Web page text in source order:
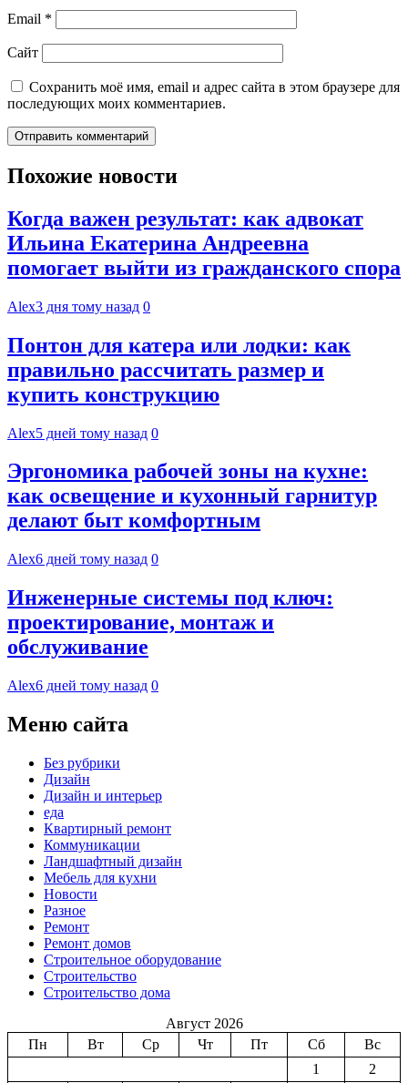
Email *
Сайт
Сохранить моё имя, email и адрес сайта в этом браузере для
последующих моих комментариев.
Похожие новости
Когда важен результат: как адвокат
Ильина Екатерина Андреевна
помогает выйти из гражданского спора
Alex3 дня тому назад 0
Понтон для катера или лодки: как
правильно рассчитать размер и
купить конструкцию
Alex5 дней тому назад 0
Эргономика рабочей зоны на кухне:
как освещение и кухонный гарнитур
делают быт комфортным
Alex6 дней тому назад 0
Инженерные системы под ключ:
проектирование, монтаж и
обслуживание
Alex6 дней тому назад 0
Меню сайта
Без рубрики
Дизайн
Дизайн и интерьер
еда
Квартирный ремонт
Коммуникации
Ландшафтный дизайн
Мебель для кухни
Новости
Разное
Ремонт
Ремонт домов
Строительное оборудование
Строительство
Строительство дома
Август 2026
Пн
Вт Ср Чт Пт Сб
Вс
1
2